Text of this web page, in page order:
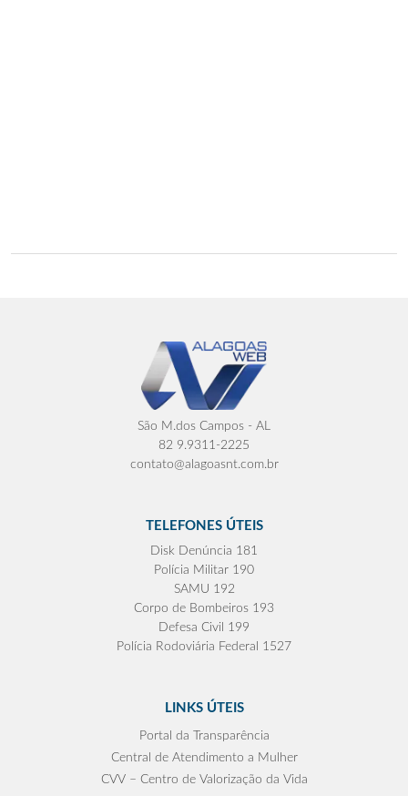
São M.dos Campos - AL
82 9.9311-2225
contato@alagoasnt.com.br
TELEFONES ÚTEIS
Disk Denúncia 181
Polícia Militar 190
SAMU 192
Corpo de Bombeiros 193
Defesa Civil 199
Polícia Rodoviária Federal 1527
LINKS ÚTEIS
Portal da Transparência
Central de Atendimento a Mulher
CVV – Centro de Valorização da Vida